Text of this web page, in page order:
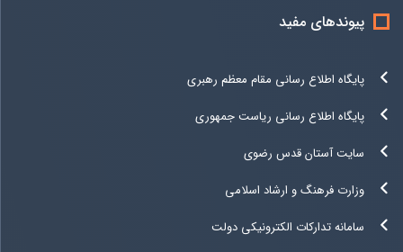
پیوندهای مفید
پایگاه اطلاع رسانی مقام معظم رهبری
پایگاه اطلاع رسانی ریاست جمهوری
سایت آستان قدس رضوی
وزارت فرهنگ و ارشاد اسلامی
سامانه تدارکات الکترونیکی دولت